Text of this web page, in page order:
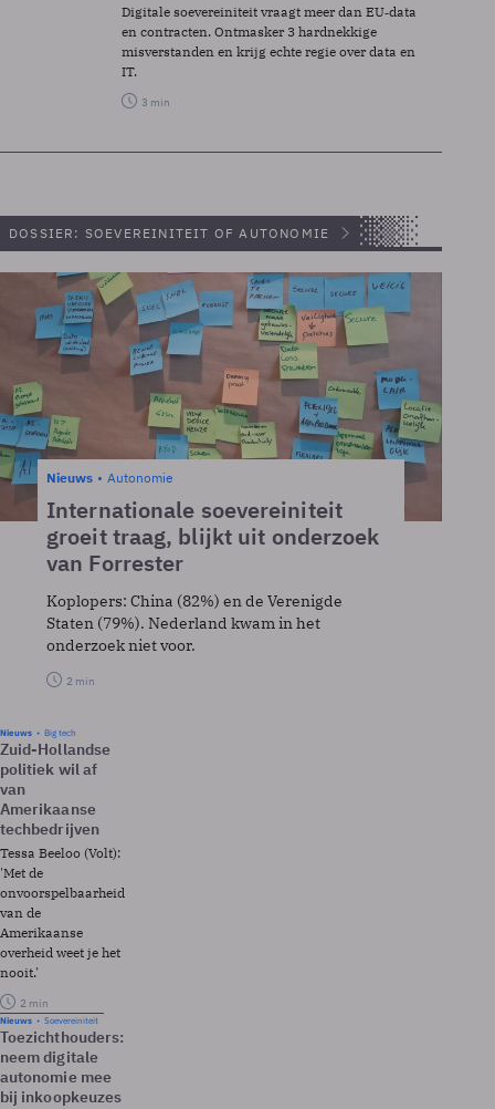
Digitale soevereiniteit vraagt meer dan EU‑data
en contracten. Ontmasker 3 hardnekkige
misverstanden en krijg echte regie over data en
IT.
3 min
DOSSIER: SOEVEREINITEIT OF AUTONOMIE
Nieuws Autonomie
Internationale soevereiniteit
groeit traag, blijkt uit onderzoek
van Forrester
Koplopers: China (82%) en de Verenigde
Staten (79%). Nederland kwam in het
onderzoek niet voor.
2 min
Nieuws Big tech
Zuid-Hollandse
politiek wil af
van
Amerikaanse
techbedrijven
Tessa Beeloo (Volt):
'Met de
onvoorspelbaarheid
van de
Amerikaanse
overheid weet je het
nooit.'
2 min
Nieuws Soevereiniteit
Toezichthouders:
neem digitale
autonomie mee
bij inkoopkeuzes